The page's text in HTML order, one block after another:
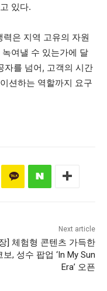
있다.
은 지역 고유의 자원
여낼 수 있는가에 달
자를 넘어, 고객의 시간
션하는 역할까지 요구
Next article
] 체험형 콘텐츠 가득한
보, 성수 팝업 ‘In My Sun
Era’ 오픈